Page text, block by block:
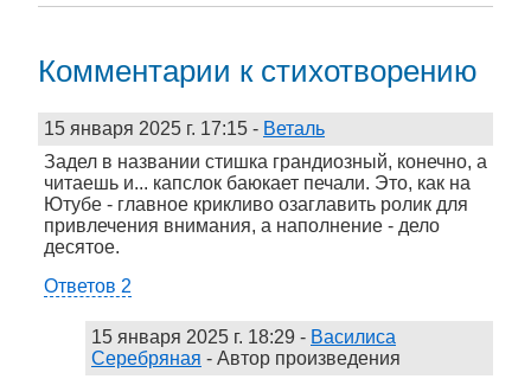
Комментарии к стихотворению
15 января 2025 г. 17:15 - Веталь
Задел в названии стишка грандиозный, конечно, а
читаешь и... капслок баюкает печали. Это, как на
Ютубе - главное крикливо озаглавить ролик для
привлечения внимания, а наполнение - дело
десятое.
Ответов 2
15 января 2025 г. 18:29 - Василиса
Серебряная - Автор произведения